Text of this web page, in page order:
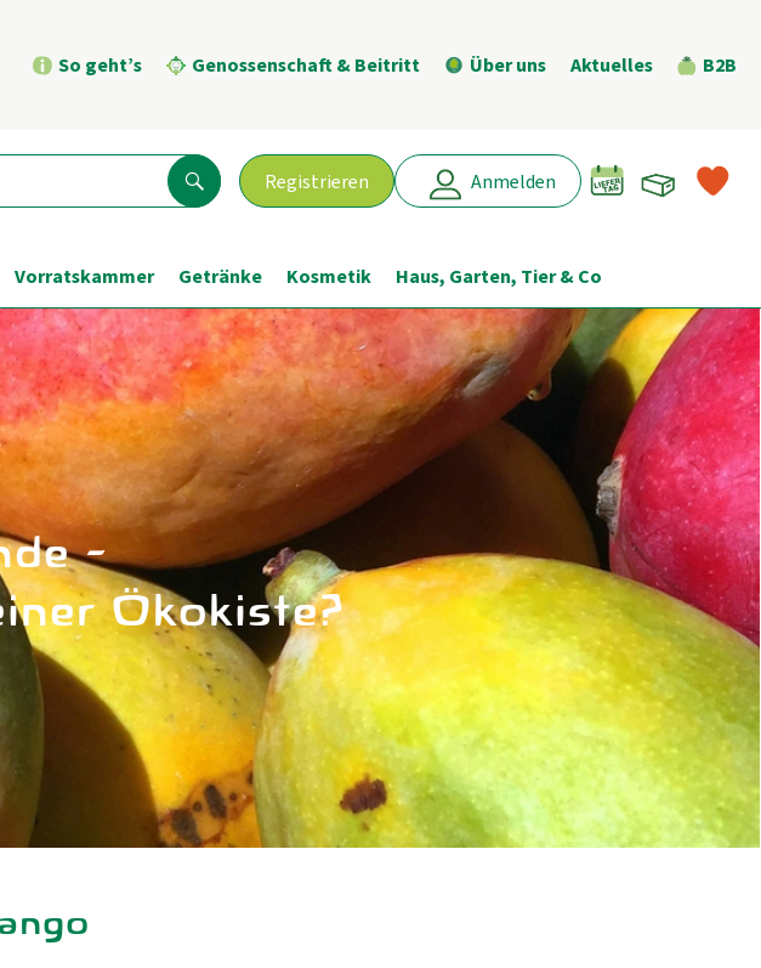
So geht’s Genossenschaft & Beitritt Über uns Aktuelles B2B
Registrieren Anmelden
Suchen
Vorratskammer Getränke Kosmetik Haus, Garten, Tier & Co
-
Ökokiste?